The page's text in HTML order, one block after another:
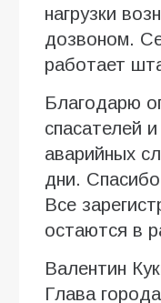
нагрузки
дозвоном.
работает
Благодарю
спасателей
аварийных
дни.
Все
остаются в
Валентин
Глава